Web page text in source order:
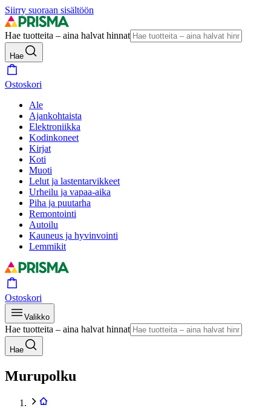
Siirry suoraan sisältöön
Hae tuotteita – aina halvat hinnat
Hae
Ostoskori
Ale
Ajankohtaista
Elektroniikka
Kodinkoneet
Kirjat
Koti
Muoti
Lelut ja lastentarvikkeet
Urheilu ja vapaa-aika
Piha ja puutarha
Remontointi
Autoilu
Kauneus ja hyvinvointi
Lemmikit
Ostoskori
Valikko
Hae tuotteita – aina halvat hinnat
Hae
Murupolku